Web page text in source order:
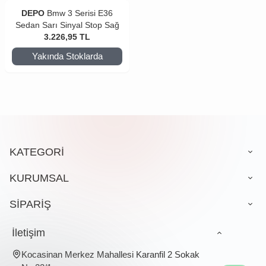
DEPO Bmw 3 Serisi E36
Sedan Sarı Sinyal Stop Sağ
3.226,95 TL
Yakında Stoklarda
KATEGORİ
KURUMSAL
SİPARİŞ
İletişim
Kocasinan Merkez Mahallesi Karanfil 2 Sokak